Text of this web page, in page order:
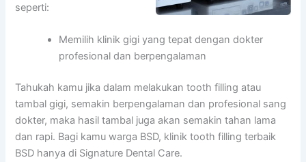
seperti:
Memilih klinik gigi yang tepat dengan dokter
profesional dan berpengalaman
Tahukah kamu jika dalam melakukan tooth filling atau
tambal gigi, semakin berpengalaman dan profesional sang
dokter, maka hasil tambal juga akan semakin tahan lama
dan rapi. Bagi kamu warga BSD, klinik tooth filling terbaik
BSD hanya di Signature Dental Care.